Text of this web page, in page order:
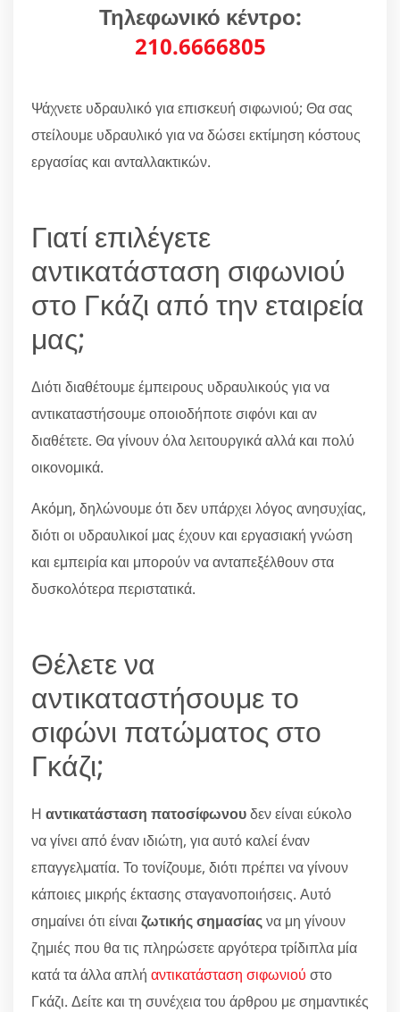
Τηλεφωνικό κέντρο:
210.6666805
Ψάχνετε υδραυλικό για επισκευή σιφωνιού; Θα σας
στείλουμε υδραυλικό για να δώσει εκτίμηση κόστους
εργασίας και ανταλλακτικών.
Γιατί επιλέγετε
αντικατάσταση σιφωνιού
στο Γκάζι από την εταιρεία
μας;
Διότι διαθέτουμε έμπειρους υδραυλικούς για να
αντικαταστήσουμε οποιοδήποτε σιφόνι και αν
διαθέτετε. Θα γίνουν όλα λειτουργικά αλλά και πολύ
οικονομικά.
Ακόμη, δηλώνουμε ότι δεν υπάρχει λόγος ανησυχίας,
διότι οι υδραυλικοί μας έχουν και εργασιακή γνώση
και εμπειρία και μπορούν να ανταπεξέλθουν στα
δυσκολότερα περιστατικά.
Θέλετε να
αντικαταστήσουμε το
σιφώνι πατώματος στο
Γκάζι;
Η αντικατάσταση πατοσίφωνουδεν είναι εύκολο
να γίνει από έναν ιδιώτη, για αυτό καλεί έναν
επαγγελματία. Το τονίζουμε, διότι πρέπει να γίνουν
κάποιες μικρής έκτασης σταγανοποιήσεις. Αυτό
σημαίνει ότι είναι ζωτικής σημασίαςνα μη γίνουν
ζημιές που θα τις πληρώσετε αργότερα τρίδιπλα μία
κατά τα άλλα απλή αντικατάσταση σιφωνιού στο
Γκάζι. Δείτε και τη συνέχεια του άρθρου με σημαντικές